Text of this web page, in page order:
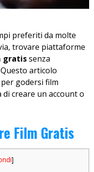
preferiti da molte
trovare piattaforme
gratissenza
articolo
godersi film
creare un account o
Film Gratis
]